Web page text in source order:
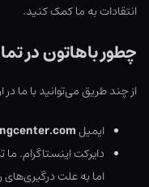
انتقادات به ما کمک کنید.
چطور باهاتون در
از چند طریق می‌توانید با ما در
ایمیل
دایرکت اینستاگرام.
اما به علت